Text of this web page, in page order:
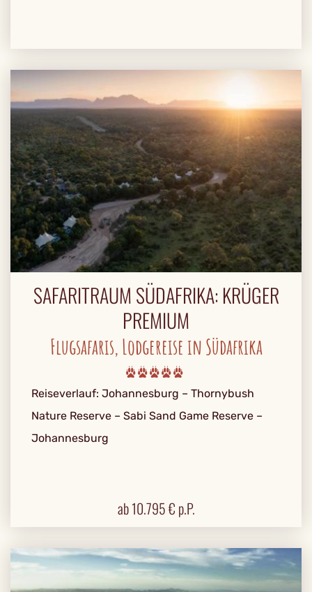
SAFARITRAUM SÜDAFRIKA: KRÜGER
PREMIUM
Flugsafaris, Lodgereise in Südafrika
Reiseverlauf: Johannesburg – Thornybush
Nature Reserve – Sabi Sand Game Reserve –
Johannesburg
ab10.795€ p.P.